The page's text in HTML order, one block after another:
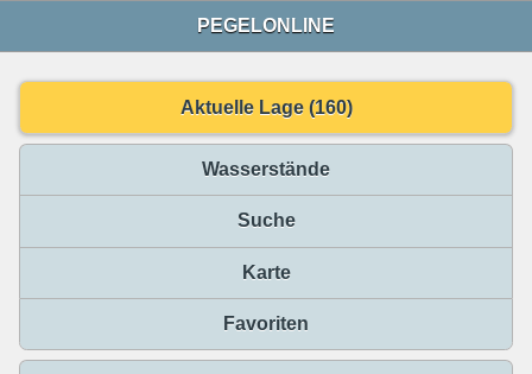
PEGELONLINE
Aktuelle Lage (160)
Wasserstände
Suche
Karte
Favoriten